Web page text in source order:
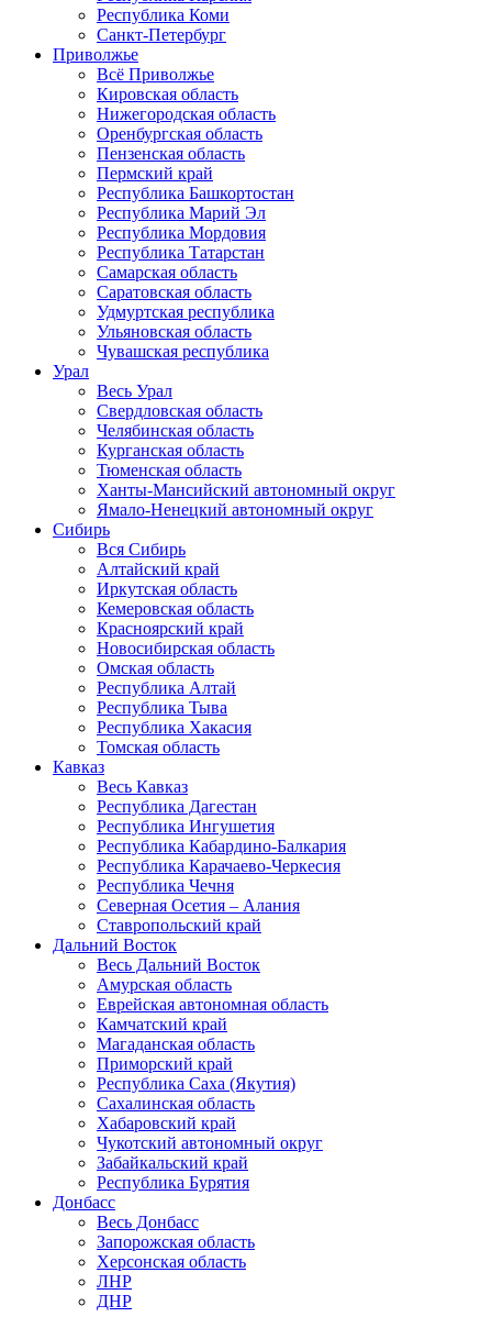
Республика Коми
Санкт-Петербург
Приволжье
Всё Приволжье
Кировская область
Нижегородская область
Оренбургская область
Пензенская область
Пермский край
Республика Башкортостан
Республика Марий Эл
Республика Мордовия
Республика Татарстан
Самарская область
Саратовская область
Удмуртская республика
Ульяновская область
Чувашская республика
Урал
Весь Урал
Свердловская область
Челябинская область
Курганская область
Тюменская область
Ханты-Мансийский автономный округ
Ямало-Ненецкий автономный округ
Сибирь
Вся Сибирь
Алтайский край
Иркутская область
Кемеровская область
Красноярский край
Новосибирская область
Омская область
Республика Алтай
Республика Тыва
Республика Хакасия
Томская область
Кавказ
Весь Кавказ
Республика Дагестан
Республика Ингушетия
Республика Кабардино-Балкария
Республика Карачаево-Черкесия
Республика Чечня
Северная Осетия – Алания
Ставропольский край
Дальний Восток
Весь Дальний Восток
Амурская область
Еврейская автономная область
Камчатский край
Магаданская область
Приморский край
Республика Саха (Якутия)
Сахалинская область
Хабаровский край
Чукотский автономный округ
Забайкальский край
Республика Бурятия
Донбасс
Весь Донбасс
Запорожская область
Херсонская область
ЛНР
ДНР